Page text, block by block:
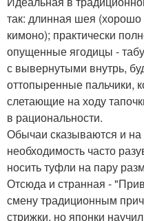
так: длинная шея
кимоно); практически
опущенные ягодицы -
с вывернутыми внутрь,
оттопыренные пальчики,
слетающие на ходу
в рациональности.
Обычаи сказываются и на
необходимость часто
носить туфли на пару
Отсюда и странная -
смену традиционным
стрижки, но японки